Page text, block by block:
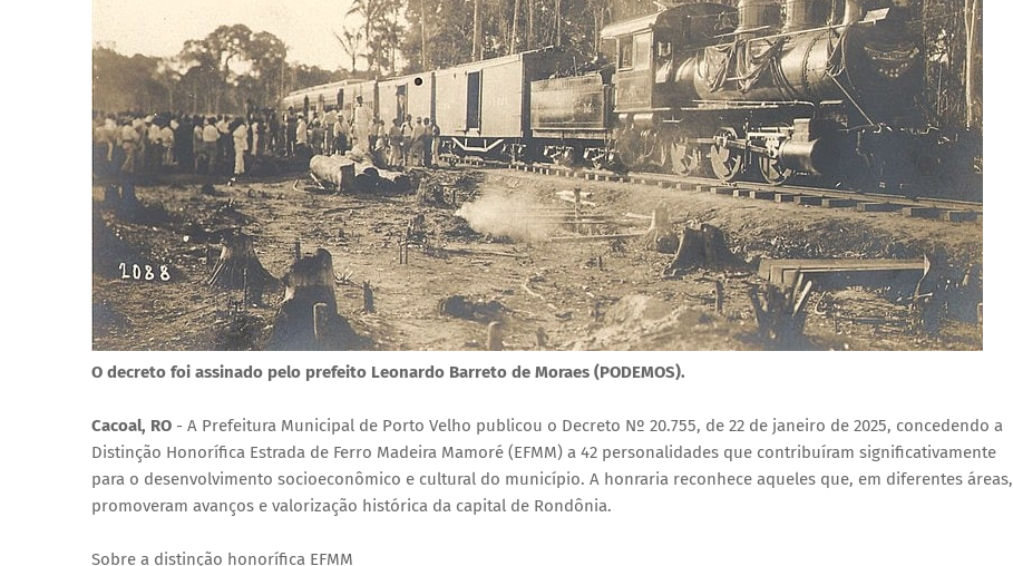
O decreto foi assinado pelo prefeito Leonardo Barreto de Moraes (PODEMOS).
Cacoal, RO - A Prefeitura Municipal de Porto Velho publicou o Decreto Nº 20.755, de 22 de janeiro de 2025, concedendo a
Distinção Honorífica Estrada de Ferro Madeira Mamoré (EFMM) a 42 personalidades que contribuíram significativamente
para o desenvolvimento socioeconômico e cultural do município. A honraria reconhece aqueles que, em diferentes áreas,
promoveram avanços e valorização histórica da capital de Rondônia.
Sobre a distinção honorífica EFMM